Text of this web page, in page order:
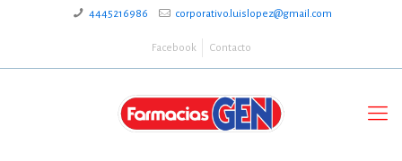
4445216986 corporativo.luislopez@gmail.com
Facebook Contacto